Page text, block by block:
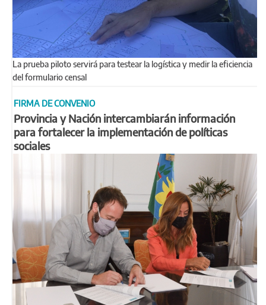
La prueba piloto servirá para testear la logística y medir la eficiencia
del formulario censal
FIRMA DE CONVENIO
Provincia y Nación intercambiarán información
para fortalecer la implementación de políticas
sociales